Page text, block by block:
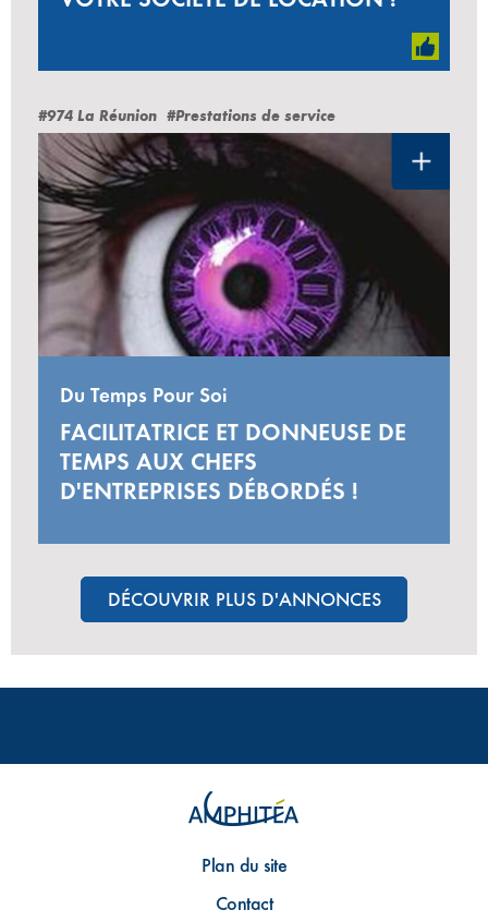
#974 La Réunion #Prestations de service
Du Temps Pour Soi
FACILITATRICE ET DONNEUSE DE
TEMPS AUX CHEFS
D'ENTREPRISES DÉBORDÉS !
DÉCOUVRIR PLUS D'ANNONCES
Plan du site
Contact